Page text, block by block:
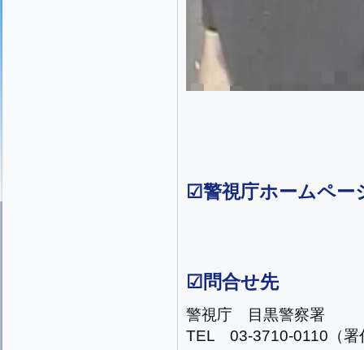
☑警視庁ホームペー
☑問合せ先
警視庁 目黒警察署
TEL 03-3710-0110（署